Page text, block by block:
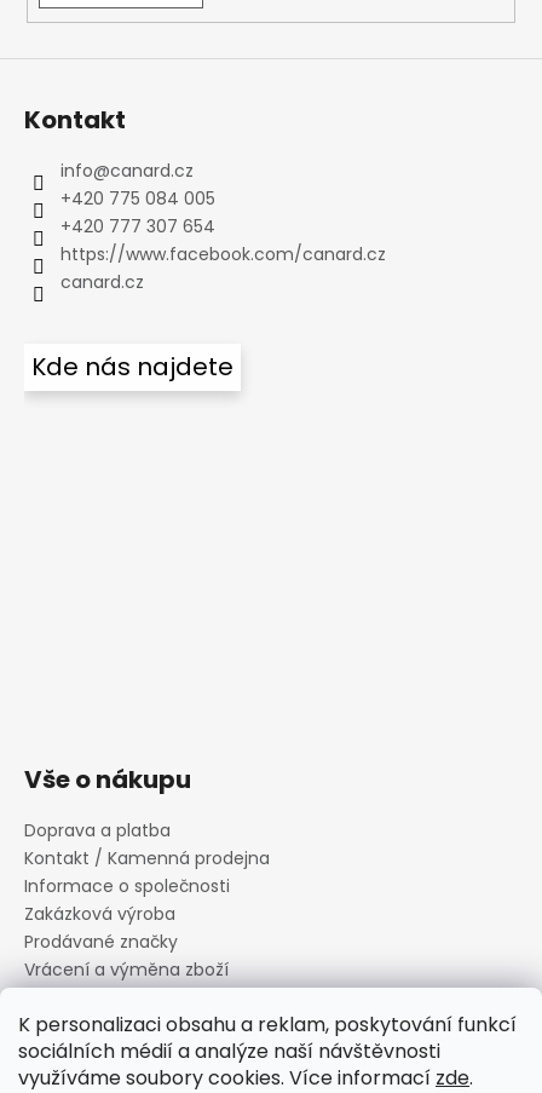
K personalizaci obsahu a reklam, poskytování funkcí
sociálních médií a analýze naší návštěvnosti
využíváme soubory cookies. Více informací zde.
Kontakt
info@canard.cz
+420 775 084 005
+420 777 307 654
https://www.facebook.com/canard.cz
canard.cz
Kde nás najdete
Vše o nákupu
Doprava a platba
Kontakt / Kamenná prodejna
Informace o společnosti
Zakázková výroba
Prodávané značky
Vrácení a výměna zboží
Informace o souborech cookies
Reklamační řád
Obchodní podmínky